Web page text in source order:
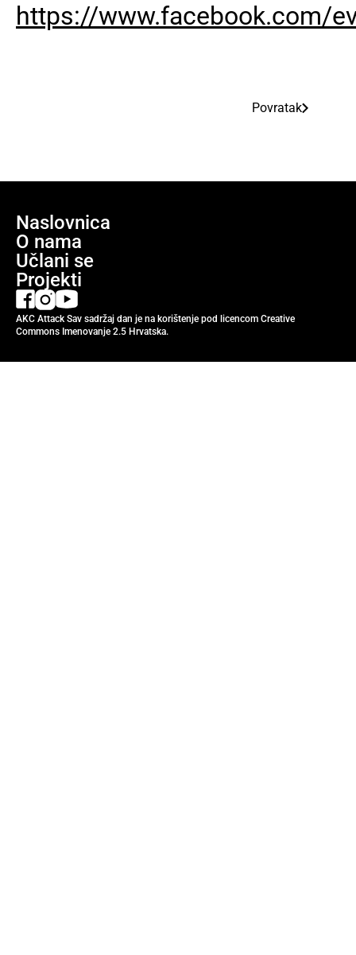
https://www.facebook.com/
Povratak
Naslovnica
O nama
Učlani se
Projekti
AKC Attack Sav sadržaj dan je na korištenje pod licencom Creative
Commons Imenovanje 2.5 Hrvatska.